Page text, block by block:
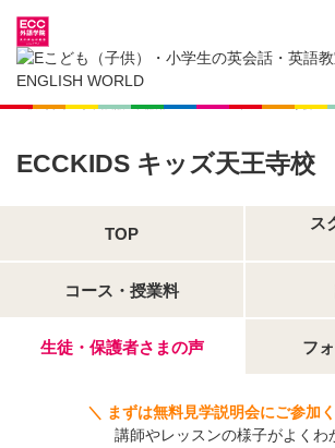
大阪府の子供英会話・英語教室
子供（小学生）英会話・英語教室 ECCKIDS キッズ天王寺校
ECCKIDS キッズ天王寺校
TOP
ス
コース・授業料
生徒・保護者さまの声 フ
＼ まずは無料見学説明会にご参加
講師やレッスンの様子がよくわ